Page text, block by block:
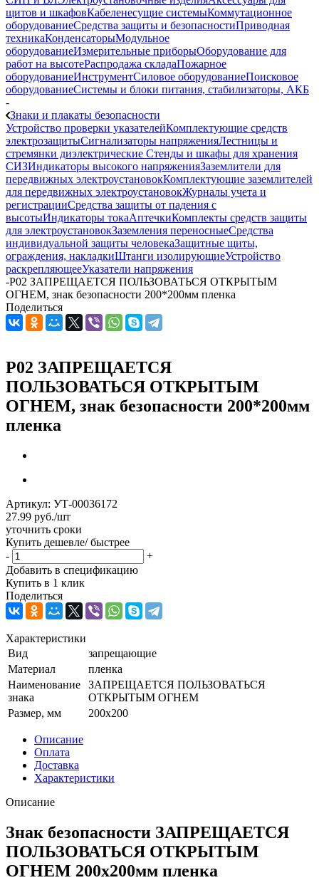
щитов и шкафовКабеленесущие системыКоммутационное
оборудованиеСредства защиты и безопасностиПриводная
техникаКонденсаторыМодульное
оборудованиеИзмерительные приборыОборудование для
работ на высотеРаспродажа складаПожарное
оборудованиеИнструментСиловое оборудованиеПоисковое
оборудованиеСистемы и блоки питания, стабилизаторы, АКБ
-
Знаки и плакаты безопасности
Устройство проверки указателейКомплектующие средств
электрозащитыСигнализаторы напряженияЛестницы и
стремянки диэлектрические Стенды и шкафы для хранения
СИЗИндикаторы высокого напряженияЗаземлители для
передвижных электроустановокКомплектующие заземлителей
для передвижных электроустановокЖурналы учета и
регистрацииСредства защиты от падения с
высотыИндикаторы токаАптечкиКомплекты средств защиты
для электроустановокЗаземления переносныеСредства
индивидуальной защиты человекаЗащитные щиты,
ограждения, накладкиШтанги изолирующиеУстройство
раскрепляющееУказатели напряжения
-P02 ЗАПРЕЩАЕТСЯ ПОЛЬЗОВАТЬСЯ ОТКРЫТЫМ
ОГНЕМ, знак безопасности 200*200мм пленка
Поделиться
P02 ЗАПРЕЩАЕТСЯ
ПОЛЬЗОВАТЬСЯ ОТКРЫТЫМ
ОГНЕМ, знак безопасности 200*200мм
пленка
Артикул: УТ-00036172
27.99 руб./шт
уточнить сроки
Купить дешевле/ быстрее
-
+
Добавить в спецификацию
Купить в 1 клик
Поделиться
Характеристики
Вид
запрещающие
Материал
пленка
Наименование
знака
ЗАПРЕЩАЕТСЯ ПОЛЬЗОВАТЬСЯ
ОТКРЫТЫМ ОГНЕМ
Размер, мм
200x200
Описание
Оплата
Доставка
Характеристики
Описание
Знак безопасности ЗАПРЕЩАЕТСЯ
ПОЛЬЗОВАТЬСЯ ОТКРЫТЫМ
ОГНЕМ 200х200мм пленка